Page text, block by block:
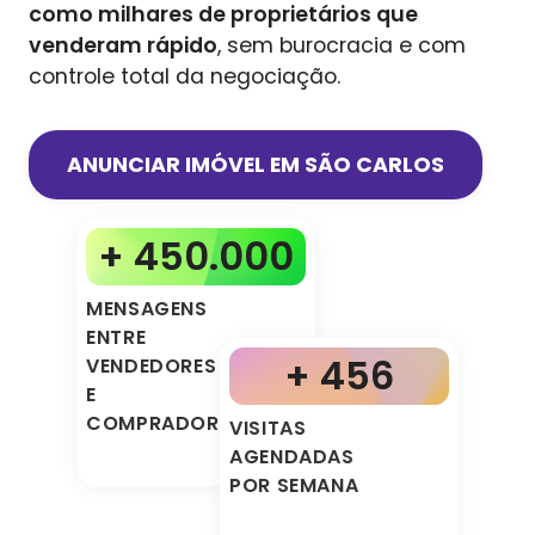
como milhares de proprietários que
venderam rápido, sem burocracia e com
controle total da negociação.
ANUNCIAR IMÓVEL EM SÃO CARLOS
+ 450.000
MENSAGENS
ENTRE
VENDEDORES
E
COMPRADORES
+ 456
VISITAS
AGENDADAS
POR SEMANA